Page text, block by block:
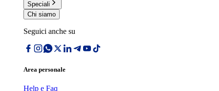
Speciali
Chi siamo
Seguici anche su
Area personale
Help e Faq